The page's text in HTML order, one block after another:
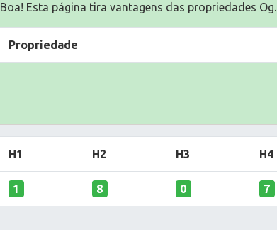
Boa! Esta página tira vantagens das propriedades Og.
Propriedade
H1 H2 H3 H4
1 8 0 7